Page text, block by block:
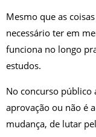
Mesmo que as
necessário ter em
funciona no longo
estudos.
No concurso público
aprovação ou não é
mudança, de lutar